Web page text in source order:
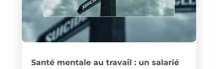
Santé mentale au travail : un salarié